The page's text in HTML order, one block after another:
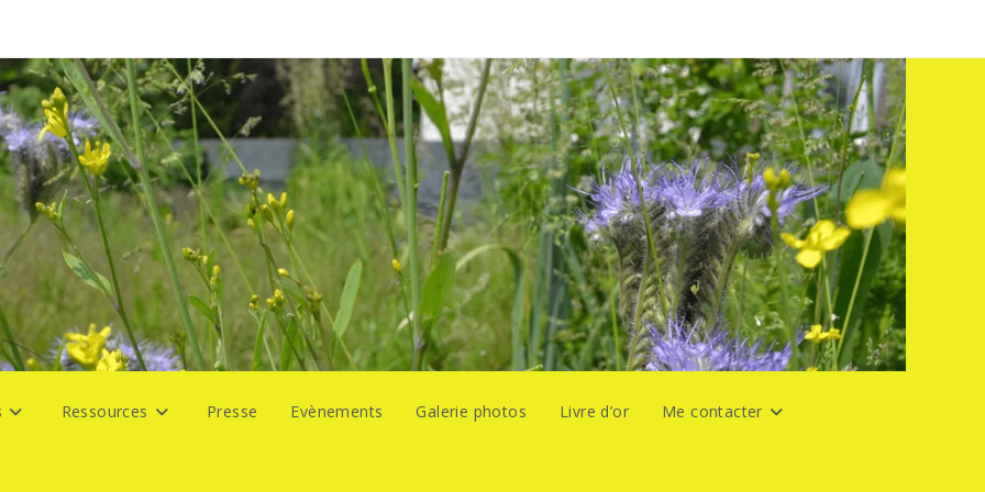
Ressources Presse Evènements Galerie photos Livre d’or Me contacter